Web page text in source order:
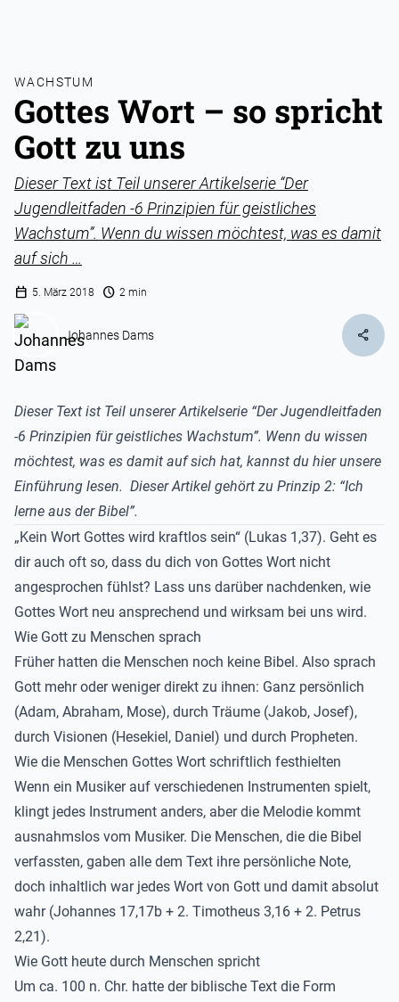
WACHSTUM
Gottes Wort – so spricht
Gott zu uns
Dieser Text ist Teil unserer Artikelserie “Der
Jugendleitfaden -6 Prinzipien für geistliches
Wachstum”. Wenn du wissen möchtest, was es damit
auf sich …
calendar_today 5. März 2018 schedule 2 min
Johannes Dams share
Dieser Text ist Teil unserer Artikelserie “Der Jugendleitfaden
-6 Prinzipien für geistliches Wachstum”. Wenn du wissen
möchtest, was es damit auf sich hat, kannst du hier unsere
Einführung lesen. Dieser Artikel gehört zu Prinzip 2: “Ich
lerne aus der Bibel”.
„Kein Wort Gottes wird kraftlos sein“ (Lukas 1,37). Geht es
dir auch oft so, dass du dich von Gottes Wort nicht
angesprochen fühlst? Lass uns darüber nachdenken, wie
Gottes Wort neu ansprechend und wirksam bei uns wird.
Wie Gott zu Menschen sprach
Früher hatten die Menschen noch keine Bibel. Also sprach
Gott mehr oder weniger direkt zu ihnen: Ganz persönlich
(Adam, Abraham, Mose), durch Träume (Jakob, Josef),
durch Visionen (Hesekiel, Daniel) und durch Propheten.
Wie die Menschen Gottes Wort schriftlich festhielten
Wenn ein Musiker auf verschiedenen Instrumenten spielt,
klingt jedes Instrument anders, aber die Melodie kommt
ausnahmslos vom Musiker. Die Menschen, die die Bibel
verfassten, gaben alle dem Text ihre persönliche Note,
doch inhaltlich war jedes Wort von Gott und damit absolut
wahr (Johannes 17,17b + 2. Timotheus 3,16 + 2. Petrus
2,21).
Wie Gott heute durch Menschen spricht
Um ca. 100 n. Chr. hatte der biblische Text die Form